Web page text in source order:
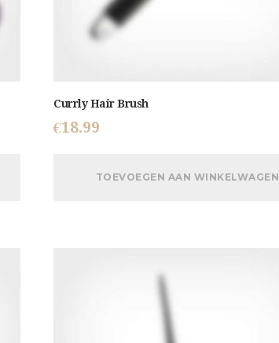
Currly Hair Brush
€18.99
TOEVOEGEN AAN WINKELWAGEN